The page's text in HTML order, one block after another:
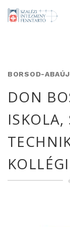
BORSOD-
DON
ISKOLA,